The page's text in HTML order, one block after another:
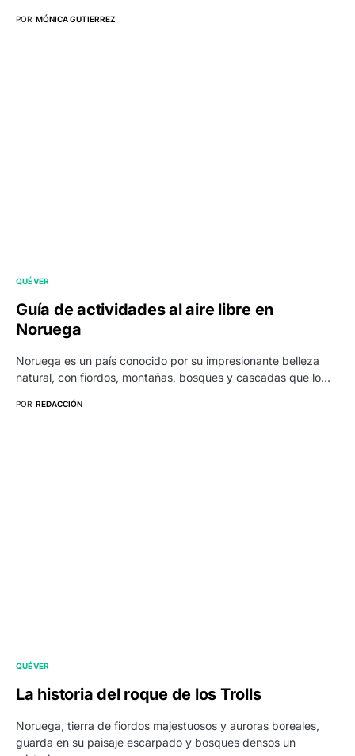
POR MÓNICA GUTIERREZ
QUÉ VER
Guía de actividades al aire libre en
Noruega
Noruega es un país conocido por su impresionante belleza
natural, con fiordos, montañas, bosques y cascadas que lo…
POR REDACCIÓN
QUÉ VER
La historia del roque de los Trolls
Noruega, tierra de fiordos majestuosos y auroras boreales,
guarda en su paisaje escarpado y bosques densos un